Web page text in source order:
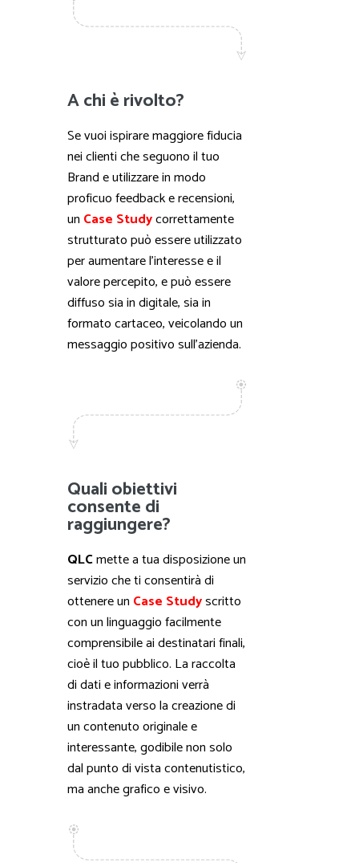
A chi è rivolto?
Se vuoi ispirare maggiore fiducia
nei clienti che seguono il tuo
Brand e utilizzare in modo
proficuo feedback e recensioni,
un Case Studycorrettamente
strutturato può essere utilizzato
per aumentare l’interesse e il
valore percepito, e può essere
diffuso sia in digitale, sia in
formato cartaceo, veicolando un
messaggio positivo sull’azienda.
Quali obiettivi
consente di
raggiungere?
QLCmette a tua disposizione un
servizio che ti consentirà di
ottenere un Case Studyscritto
con un linguaggio facilmente
comprensibile ai destinatari finali,
cioè il tuo pubblico. La raccolta
di dati e informazioni verrà
instradata verso la creazione di
un contenuto originale e
interessante, godibile non solo
dal punto di vista contenutistico,
ma anche grafico e visivo.